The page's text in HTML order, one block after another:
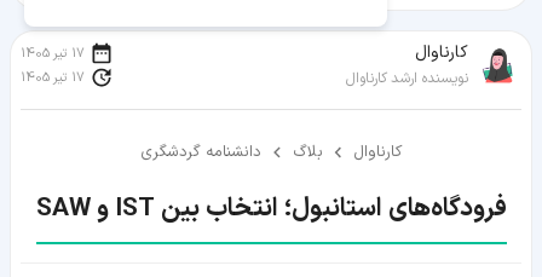
کارناوال
نویسنده ارشد کارناوال
17 تیر 1405
17 تیر 1405
کارناوال بلاگ دانشنامه گردشگری
فرودگاه‌های استانبول؛ انتخاب بین IST و SAW